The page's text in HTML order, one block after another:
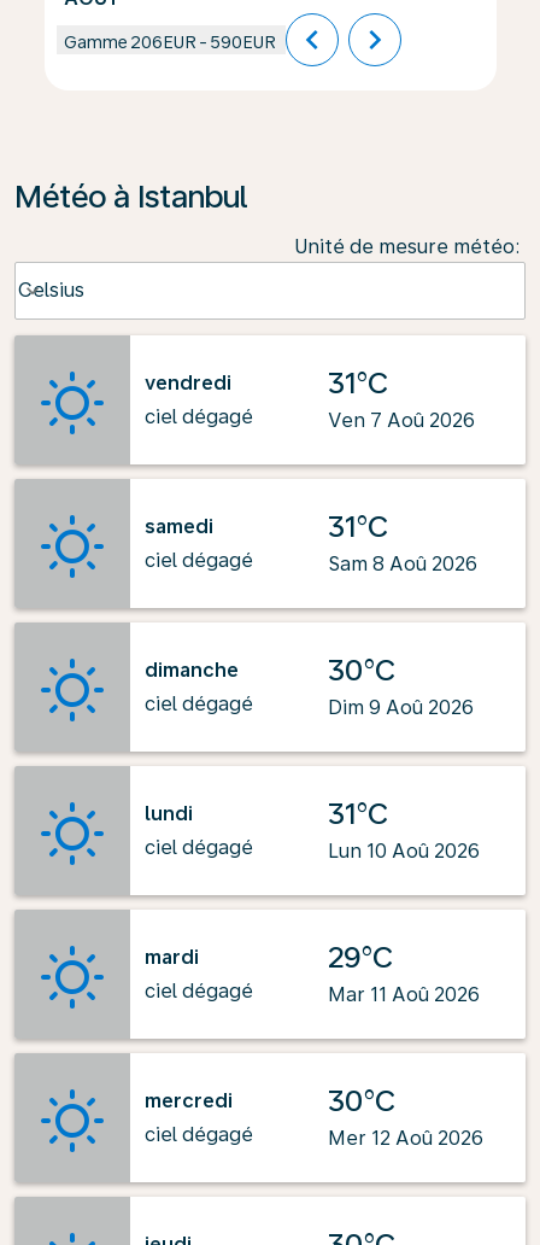
Gamme 206EUR - 590EUR chevron_left chevron_right
Météo à Istanbul
Unité de mesure météo:
Celsius
keyboard_arrow_down
vendredi
ciel dégagé
31°C
Ven 7 Aoû 2026
samedi
ciel dégagé
31°C
Sam 8 Aoû 2026
dimanche
ciel dégagé
30°C
Dim 9 Aoû 2026
lundi
ciel dégagé
31°C
Lun 10 Aoû 2026
mardi
ciel dégagé
29°C
Mar 11 Aoû 2026
mercredi
ciel dégagé
30°C
Mer 12 Aoû 2026